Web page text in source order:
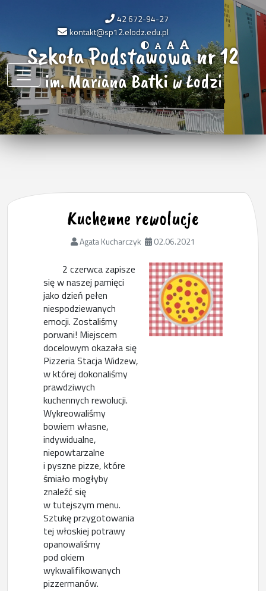
42 672-94-27
kontakt@sp12.elodz.edu.pl
Szkoła Podstawowa nr 12
im. Mariana Batki w Łodzi
Kuchenne rewolucje
Agata Kucharczyk 02.06.2021
2 czerwca zapisze
się w naszej pamięci
jako dzień pełen
niespodziewanych
emocji. Zostaliśmy
porwani! Miejscem
docelowym okazała się
Pizzeria Stacja Widzew,
w której dokonaliśmy
prawdziwych
kuchennych rewolucji.
Wykreowaliśmy
bowiem własne,
indywidualne,
niepowtarzalne
i pyszne pizze, które
śmiało mogłyby
znaleźć się
w tutejszym menu.
Sztukę przygotowania
tej włoskiej potrawy
opanowaliśmy
pod okiem
wykwalifikowanych
pizzermanów.